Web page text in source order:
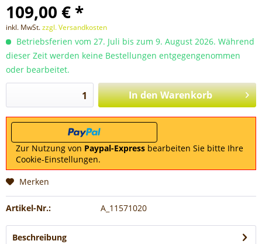
109,00 € *
inkl. MwSt.zzgl. Versandkosten
Betriebsferien vom 27. Juli bis zum 9. August 2026. Während
dieser Zeit werden keine Bestellungen entgegengenommen
oder bearbeitet.
In denWarenkorb
Zur Nutzung von Paypal-Express bearbeiten Sie bitte Ihre
Cookie-Einstellungen.
Merken
Artikel-Nr.: A_11571020
Beschreibung